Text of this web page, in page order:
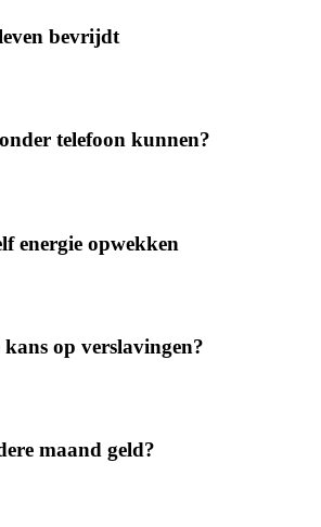
bevrijdt
telefoon kunnen?
energie opwekken
op verslavingen?
maand geld?